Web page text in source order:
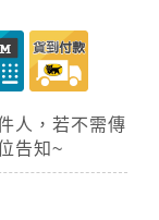
人，若不需傳
告知~